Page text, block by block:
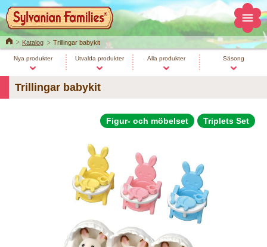
HomeKatalog Trillingar babykit
Nya produkter Utvalda produkter Alla produkter Säsong
Trillingar babykit
Figur- och möbelset Triplets Set